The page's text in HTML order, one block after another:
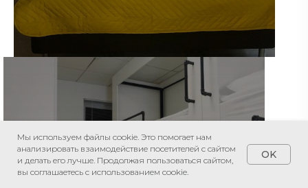
Шолохов
г. Ростов-на-Дону, арт-отель
Мы используем файлы cookie. Это помогает нам
анализировать взаимодействие посетителей с сайтом
и делать его лучше. Продолжая пользоваться сайтом,
вы соглашаетесь с использованием cookie.
OK